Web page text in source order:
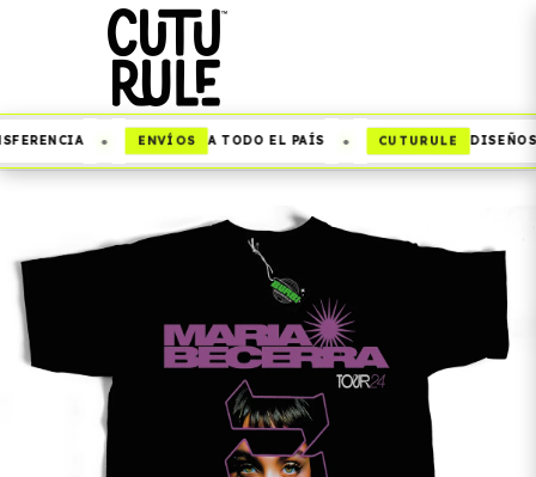
ENVÍOS A TODO EL PAÍS CUTURULE DISEÑOS